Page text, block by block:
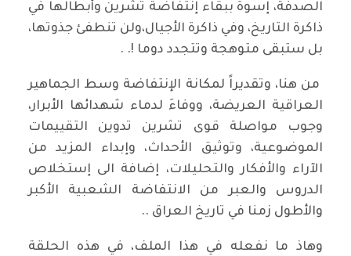
الصدفة، إسوة ببقاء إنتفاضة تشرين وأبطالها في
ذاكرة التاريخ، وفي ذاكرة الأجيال،ولن تنطفئ جذوتها،
بل ستبقى متوهجة وتتجدد دوما !. .
من هنا، وتقديراً لمكانة الإنتفاضة وسط الجماهير
العراقية العريضة، ووفاءَ لدماء شهدائها الأبرار،
وجوب مواصلة قوى تشرين تدوين التقييمات
الموضوعية، وتوثيق الأحداث، وإبداء المزيد من
الآراء والأفكار والتحليلات، إضافة الى إستخلاص
الدروس والعبر من الانتفاضة الشعبية الأكبر
والأطول زمنا في تاريخ العراق ..
وهاذ ما نفعله في هذا الملف، في هذه الحلقة